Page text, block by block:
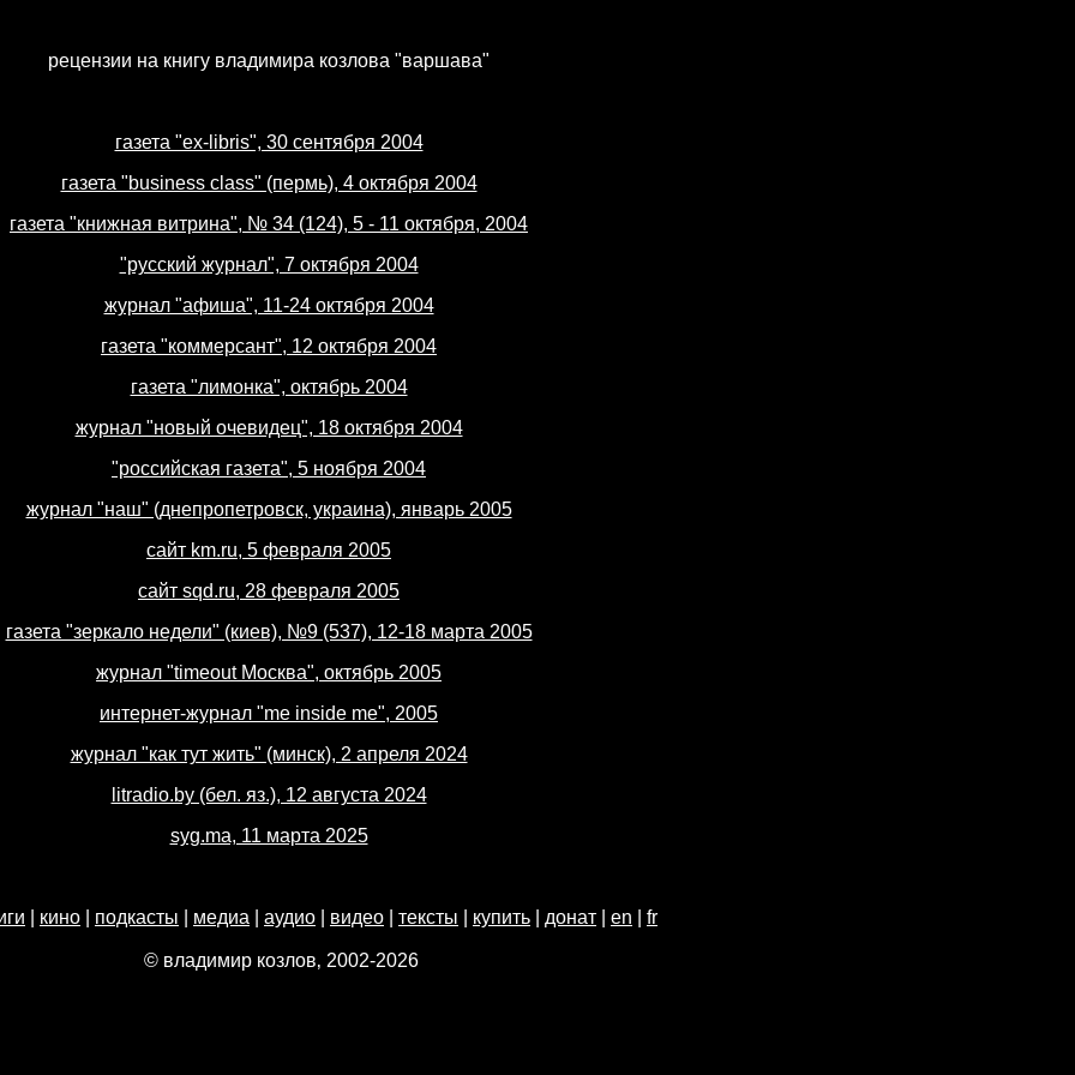
рецензии на книгу владимира козлова "варшава"
газета "ex-libris", 30 сентября 2004
газета "business class" (пермь), 4 октября 2004
газета "книжная витрина", № 34 (124), 5 - 11 октября, 2004
"русский журнал", 7 октября 2004
журнал "афиша", 11-24 октября 2004
газета "коммерсант", 12 октября 2004
газета "лимонка", октябрь 2004
журнал "новый очевидец", 18 октября 2004
"российская газета", 5 ноября 2004
журнал "наш" (днепропетровск, украина), январь 2005
сайт km.ru, 5 февраля 2005
сайт sqd.ru, 28 февраля 2005
газета "зеркало недели" (киев), №9 (537), 12-18 марта 2005
журнал "timeout Москва", октябрь 2005
интернет-журнал "me inside me", 2005
журнал "как тут жить" (минск), 2 апреля 2024
litradio.by (бел. яз.), 12 августа 2024
syg.ma, 11 марта 2025
кино подкасты медиа аудио видео тексты купить донат en fr
© владимир козлов‚ 2002-2026